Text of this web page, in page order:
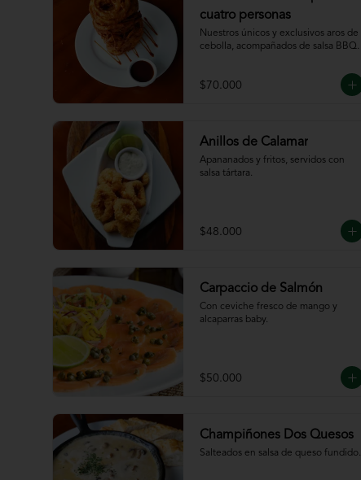
cuatro personas
Nuestros únicos y exclusivos aros de
cebolla, acompañados de salsa BBQ.
$70.000
Anillos de Calamar
Apananados y fritos, servidos con
salsa tártara.
$48.000
Carpaccio de Salmón
Con ceviche fresco de mango y
alcaparras baby.
$50.000
Champiñones Dos Quesos
Salteados en salsa de queso fundido.